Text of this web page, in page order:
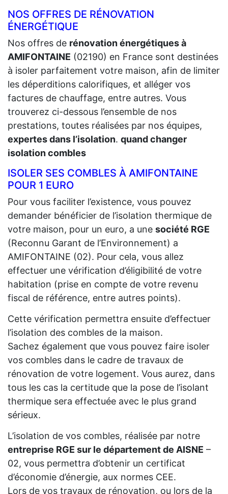
NOS OFFRES DE RÉNOVATION
ÉNERGÉTIQUE
Nos offres de rénovation énergétiques à
AMIFONTAINE (02190) en France sont destinées
à isoler parfaitement votre maison, afin de limiter
les déperditions calorifiques, et alléger vos
factures de chauffage, entre autres. Vous
trouverez ci-dessous l’ensemble de nos
prestations, toutes réalisées par nos équipes,
expertes dans l’isolation. quand changer
isolation combles
ISOLER SES COMBLES À AMIFONTAINE
POUR 1 EURO
Pour vous faciliter l’existence, vous pouvez
demander bénéficier de l’isolation thermique de
votre maison, pour un euro, a une société RGE
(Reconnu Garant de l’Environnement) a
AMIFONTAINE (02). Pour cela, vous allez
effectuer une vérification d’éligibilité de votre
habitation (prise en compte de votre revenu
fiscal de référence, entre autres points).
Cette vérification permettra ensuite d’effectuer
l’isolation des combles de la maison.
Sachez également que vous pouvez faire isoler
vos combles dans le cadre de travaux de
rénovation de votre logement. Vous aurez, dans
tous les cas la certitude que la pose de l’isolant
thermique sera effectuée avec le plus grand
sérieux.
L’isolation de vos combles, réalisée par notre
entreprise RGE sur le département de AISNE –
02, vous permettra d’obtenir un certificat
d’économie d’énergie, aux normes CEE.
Lors de vos travaux de rénovation, ou lors de la